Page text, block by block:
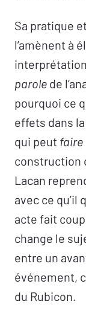
Sa pratique
l’amènent à
parole de
pourquoi ce
effets dans la
qui peut faire
construction
Lacan
avec ce qu’il
acte fait
change le
entre un
événement,
du Rubicon.